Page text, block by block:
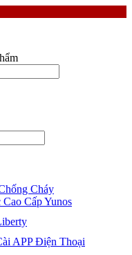
Cháy
Cấp Yunos
APP Điện Thoại